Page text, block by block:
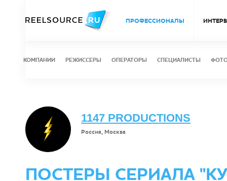
ПРОФЕССИОНАЛЫ
КОМПАНИИ РЕЖИССЕРЫ ОПЕРАТОРЫ СПЕЦИАЛИСТЫ
1147 PRODUCTIONS
Россия, Москва
ПОСТЕРЫ СЕРИАЛА